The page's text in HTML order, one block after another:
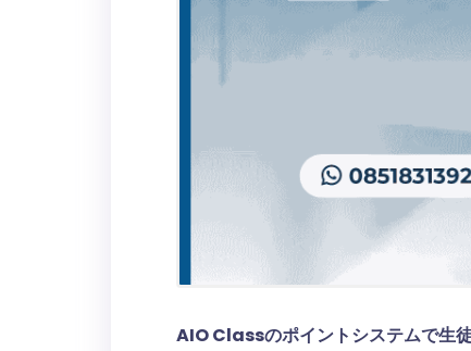
AIO Classのポイントシステムで生